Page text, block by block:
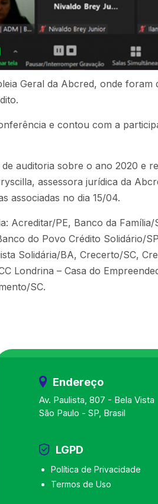
Geral da Abcred, onde foram
e contou com a
auditoria sobre o ano 2020 e
assessora jurídica da
associadas no dia 15/04.
Acreditar/PE, Banco da Família/
do Povo Crédito Solidário/
Solidária/BA, Crecerto/SC,
Londrina – Casa do
SC.
Endereço
Av. Paulista, 807 - Bela Vista
São Paulo - SP, Brasil
LGPD
Política de Privacidade
Termos de Uso